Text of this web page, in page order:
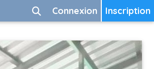
Inscription
Connexion